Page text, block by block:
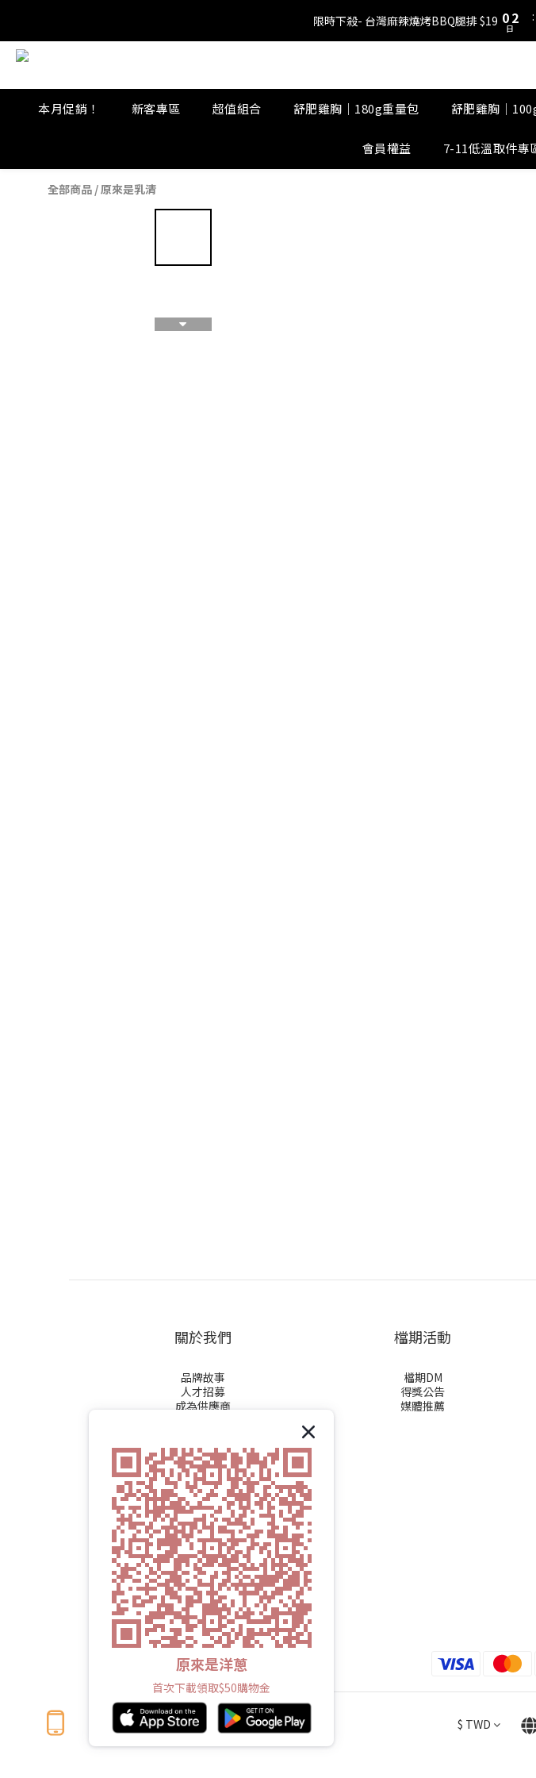
限時下殺- 台灣麻辣燒烤BBQ腿排 $19 02
1
日
:
限時下殺- 台灣麻辣燒烤BBQ腿排 $19 02
1
日
:
限時下殺- 台灣麻辣燒烤BBQ腿排 $19
5
4
3
0
7
6
5
2
1
日
本月促銷！ 新客專區 超值組合 舒肥雞胸｜180g重量包 舒肥雞胸｜
會員權益 7-11低溫取件專
全部商品 /原來是乳清
關於我們
品牌故事
人才招募
成為供應商
檔期活動
檔期DM
得獎公告
媒體推薦
$ TWD
原來是洋蔥
首次下載領取$50購物金